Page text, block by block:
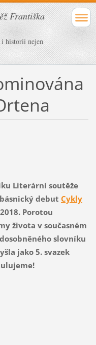
Františka
i historii nejen
Literární soutěže
debut Cykly
Porotou
života v současném
slovníku
jako 5. svazek